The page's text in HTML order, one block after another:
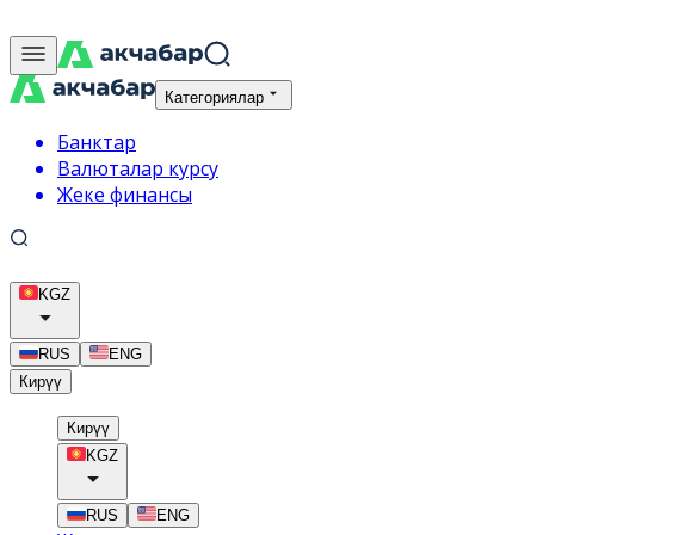
Категориялар
Банктар
Валюталар курсу
Жеке финансы
KGZ
RUS
ENG
Кирүү
Кирүү
KGZ
RUS ENG